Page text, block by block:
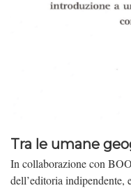
Tra le umane
In collaborazione con
dell’editoria indipendente,